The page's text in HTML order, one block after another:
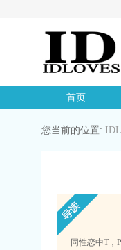
首页
您当前的位置:
同性恋中T，